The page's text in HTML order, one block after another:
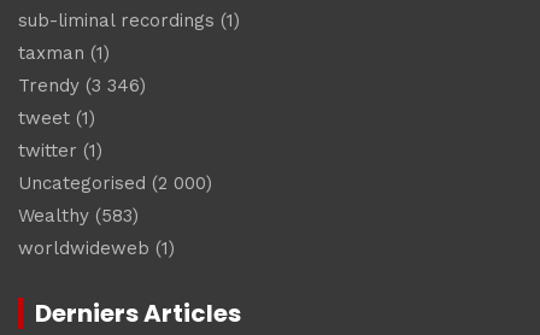
sub-liminal recordings (1)
taxman (1)
Trendy (3 346)
tweet (1)
twitter (1)
Uncategorised (2 000)
Wealthy (583)
worldwideweb (1)
Derniers Articles